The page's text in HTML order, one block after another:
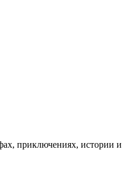
приключениях, истории и